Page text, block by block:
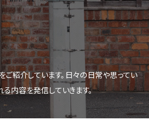
ご紹介しています。日々の日常や思ってい
内容を発信していきます。